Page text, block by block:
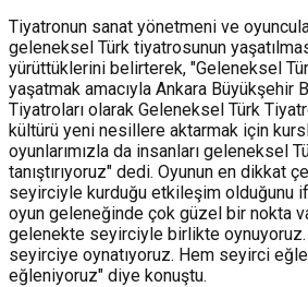
Tiyatronun sanat yönetmeni ve
geleneksel Türk tiyatrosunun
yürüttüklerini belirterek, "Geleneksel
yaşatmak amacıyla Ankara Büyükşehir
Tiyatroları olarak Geleneksel Türk
kültürü yeni nesillere aktarmak için
oyunlarımızla da insanları geleneksel
tanıştırıyoruz" dedi. Oyunun en dikkat
seyirciyle kurduğu etkileşim olduğunu
oyun geleneğinde çok güzel bir nokta
gelenekte seyirciyle birlikte oynuyoruz.
seyirciye oynatıyoruz. Hem seyirci
eğleniyoruz" diye konuştu.